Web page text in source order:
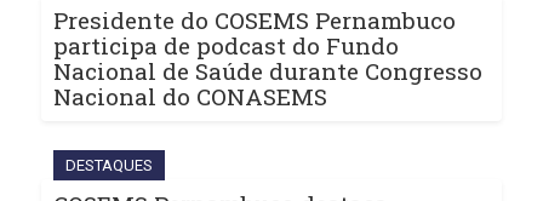
Presidente do COSEMS Pernambuco
participa de podcast do Fundo
Nacional de Saúde durante Congresso
Nacional do CONASEMS
DESTAQUES